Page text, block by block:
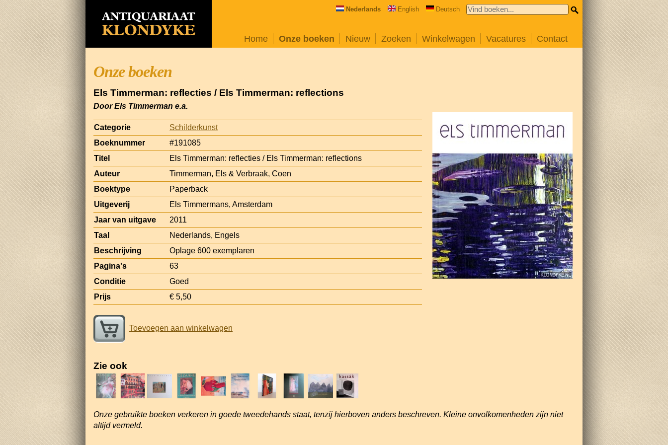
Nederlands English Deutsch
Home Onze boeken Nieuw Zoeken Winkelwagen Vacatures Contact
Onze boeken
Els Timmerman: reflecties / Els Timmerman: reflections
Door Els Timmerman e.a.
Categorie
Schilderkunst
Boeknummer
#191085
Titel
Els Timmerman: reflecties / Els Timmerman: reflections
Auteur
Timmerman, Els & Verbraak, Coen
Boektype
Paperback
Uitgeverij
Els Timmermans, Amsterdam
Jaar van uitgave
2011
Taal
Nederlands, Engels
Beschrijving
Oplage 600 exemplaren
Pagina's
63
Conditie
Goed
Prijs
€ 5,50
Toevoegen aan winkelwagen
Zie ook
Onze gebruikte boeken verkeren in goede tweedehands staat, tenzij hierboven anders beschreven. Kleine onvolkomenheden zijn niet
altijd vermeld.